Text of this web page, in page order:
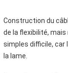
Construction du
de la flexibilité,
simples difficile, car
la lame.